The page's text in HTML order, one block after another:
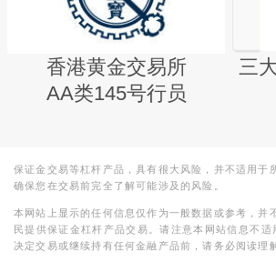
香港黄金交易所
AA类145号行员
三
保证金交易等杠杆产品，具有很大风险，并不适用于
确保您在交易前完全了解可能涉及的风险。
本网站上显示的任何信息仅作为一般数据或参考，
民提供保证金杠杆产品交易。请注意本网站信息不
决定交易或继续持有任何金融产品前，请务必阅读理